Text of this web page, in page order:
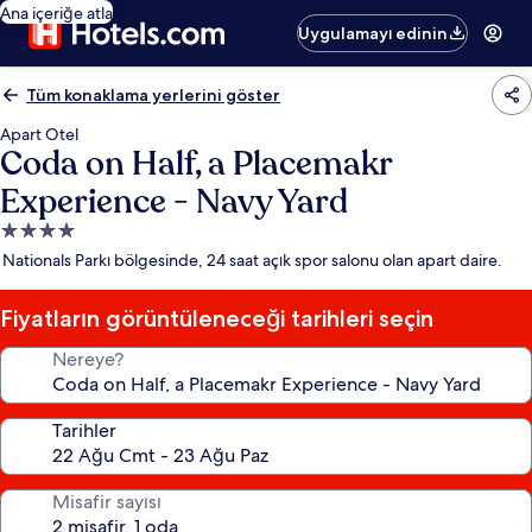
Ana içeriğe atla
Uygulamayı edinin
Tüm konaklama yerlerini göster
Apart Otel
Coda on Half, a Placemakr
Experience - Navy Yard
4.0
yıldızlı
yeri
Nationals Parkı bölgesinde, 24 saat açık spor salonu olan apart daire.
Fiyatların görüntüleneceği tarihleri seçin
Nereye?
Tarihler
Misafir sayısı